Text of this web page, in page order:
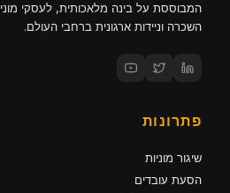
המבוססת על בינה מלאכותית, לעסקי
השכרה וניידות ארגונית ברחבי העולם.
פתרונות
שיגור מוניות
הסעת עובדים